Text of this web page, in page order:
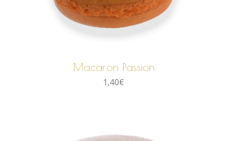
Macaron Passion
1,40€